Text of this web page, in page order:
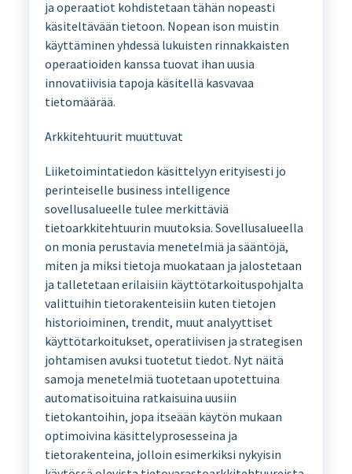
ja operaatiot kohdistetaan tähän nopeasti
käsiteltävään tietoon. Nopean ison muistin
käyttäminen yhdessä lukuisten rinnakkaisten
operaatioiden kanssa tuovat ihan uusia
innovatiivisia tapoja käsitellä kasvavaa
tietomäärää.
Arkkitehtuurit muuttuvat
Liiketoimintatiedon käsittelyyn erityisesti jo
perinteiselle business intelligence
sovellusalueelle tulee merkittäviä
tietoarkkitehtuurin muutoksia. Sovellusalueella
on monia perustavia menetelmiä ja sääntöjä,
miten ja miksi tietoja muokataan ja jalostetaan
ja talletetaan erilaisiin käyttötarkoituspohjalta
valittuihin tietorakenteisiin kuten tietojen
historioiminen, trendit, muut analyyttiset
käyttötarkoitukset, operatiivisen ja strategisen
johtamisen avuksi tuotetut tiedot. Nyt näitä
samoja menetelmiä tuotetaan upotettuina
automatisoituina ratkaisuina uusiin
tietokantoihin, jopa itseään käytön mukaan
optimoivina käsittelyprosesseina ja
tietorakenteina, jolloin esimerkiksi nykyisin